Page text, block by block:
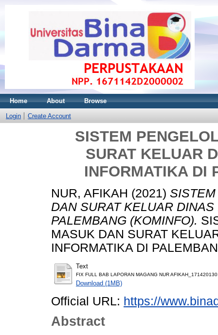
Home About Browse
Login Create Account
SISTEM
SURAT KELUAR
INFORMATIKA DI
NUR, AFIKAH (2021)
DAN SURAT KELUAR
PALEMBANG (KOMINFO).
MASUK DAN SURAT
INFORMATIKA DI
Text
FIX FULL BAB LAPORAN MAGANG NUR
Download (1MB)
Official URL: https://
Abstract